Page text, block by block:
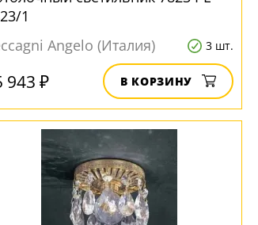
1
Angelo (Италия)
3 шт.
943 ₽ В КОРЗИНУ